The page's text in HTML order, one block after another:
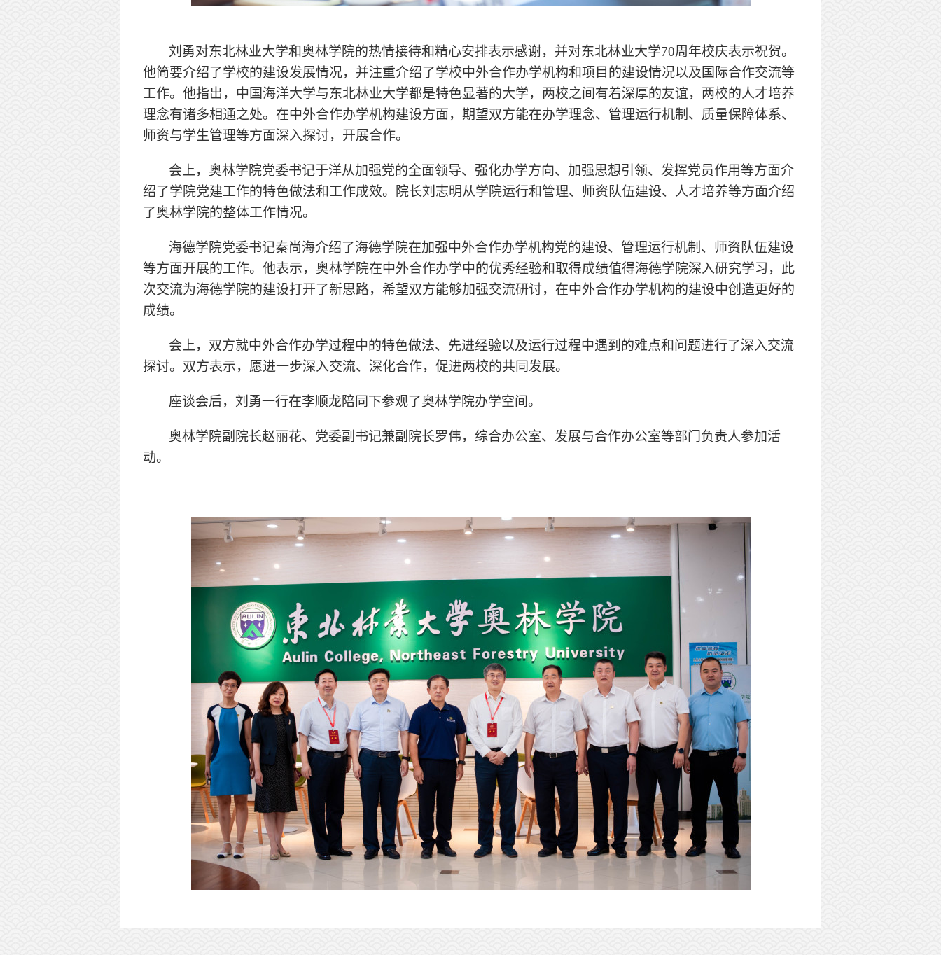
刘勇对东北林业大学和奥林学院的热情接待和精心安排表示感谢，并对东北林业大学70周年校庆表示祝贺。
他简要介绍了学校的建设发展情况，并注重介绍了学校中外合作办学机构和项目的建设情况以及国际合作交流等
工作。他指出，中国海洋大学与东北林业大学都是特色显著的大学，两校之间有着深厚的友谊，两校的人才培养
理念有诸多相通之处。在中外合作办学机构建设方面，期望双方能在办学理念、管理运行机制、质量保障体系、
师资与学生管理等方面深入探讨，开展合作。
会上，奥林学院党委书记于洋从加强党的全面领导、强化办学方向、加强思想引领、发挥党员作用等方面介
绍了学院党建工作的特色做法和工作成效。院长刘志明从学院运行和管理、师资队伍建设、人才培养等方面介绍
了奥林学院的整体工作情况。
海德学院党委书记秦尚海介绍了海德学院在加强中外合作办学机构党的建设、管理运行机制、师资队伍建设
等方面开展的工作。他表示，奥林学院在中外合作办学中的优秀经验和取得成绩值得海德学院深入研究学习，此
次交流为海德学院的建设打开了新思路，希望双方能够加强交流研讨，在中外合作办学机构的建设中创造更好的
成绩。
会上，双方就中外合作办学过程中的特色做法、先进经验以及运行过程中遇到的难点和问题进行了深入交流
探讨。双方表示，愿进一步深入交流、深化合作，促进两校的共同发展。
座谈会后，刘勇一行在李顺龙陪同下参观了奥林学院办学空间。
奥林学院副院长赵丽花、党委副书记兼副院长罗伟，综合办公室、发展与合作办公室等部门负责人参加活
动。